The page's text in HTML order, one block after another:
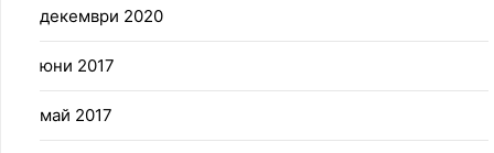
декември 2020
юни 2017
май 2017